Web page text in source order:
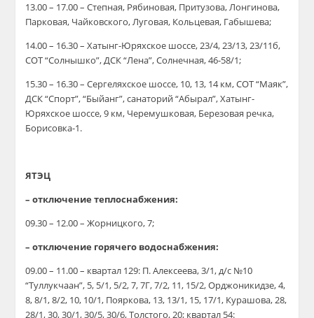
13.00 – 17.00 – Степная, Рябиновая, Притузова, Лонгинова,
Парковая, Чайковского, Луговая, Кольцевая, Габышева;
14.00 – 16.30 – Хатынг-Юряхское шоссе, 23/4, 23/13, 23/11б,
СОТ “Солнышко”, ДСК “Лена”, Солнечная, 46-58/1;
15.30 – 16.30 – Сергеляхское шоссе, 10, 13, 14 км, СОТ “Маяк”,
ДСК “Спорт”, “Быйанг”, санаторий “Абырал”, Хатынг-
Юряхское шоссе, 9 км, Черемушковая, Березовая речка,
Борисовка-1.
ЯТЭЦ
– отключение теплоснабжения:
09.30 – 12.00 – Жорницкого, 7;
– отключение горячего водоснабжения:
09.00 – 11.00 – квартал 129: П. Алексеева, 3/1, д/с №10
“Туллукчаан”, 5, 5/1, 5/2, 7, 7Г, 7/2, 11, 15/2, Орджоникидзе, 4,
8, 8/1, 8/2, 10, 10/1, Пояркова, 13, 13/1, 15, 17/1, Курашова, 28,
28/1, 30, 30/1, 30/5, 30/6, Толстого, 20; квартал 54: